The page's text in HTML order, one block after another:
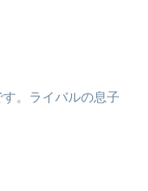
。ライバルの息子